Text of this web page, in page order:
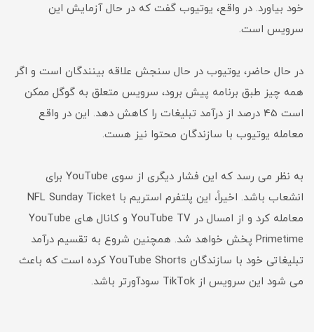
خود بیاورد. در واقع، یوتیوب گفت که در حال آزمایش این
سرویس است.
در حال حاضر، یوتیوب در حال سنجش علاقه بینندگان است و اگر
همه چیز طبق برنامه پیش برود، سرویس متعلق به گوگل ممکن
است 45 درصد از درآمد تبلیغات را کاهش دهد. این در واقع
معامله یوتیوب با سازندگان محتوا نیز هست.
به نظر می رسد که این فشار دیگری از سوی YouTube برای
انشعاب باشد. اخیراً، این پلتفرم استریم با NFL Sunday Ticket
معامله کرد و از امسال در YouTube TV و کانال های YouTube
Primetime پخش خواهد شد. همچنین شروع به تقسیم درآمد
تبلیغاتی خود با سازندگان YouTube Shorts کرده است که باعث
می شود این سرویس از TikTok سودآورتر باشد.